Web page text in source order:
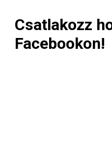
Csatlakozz
Facebookon!